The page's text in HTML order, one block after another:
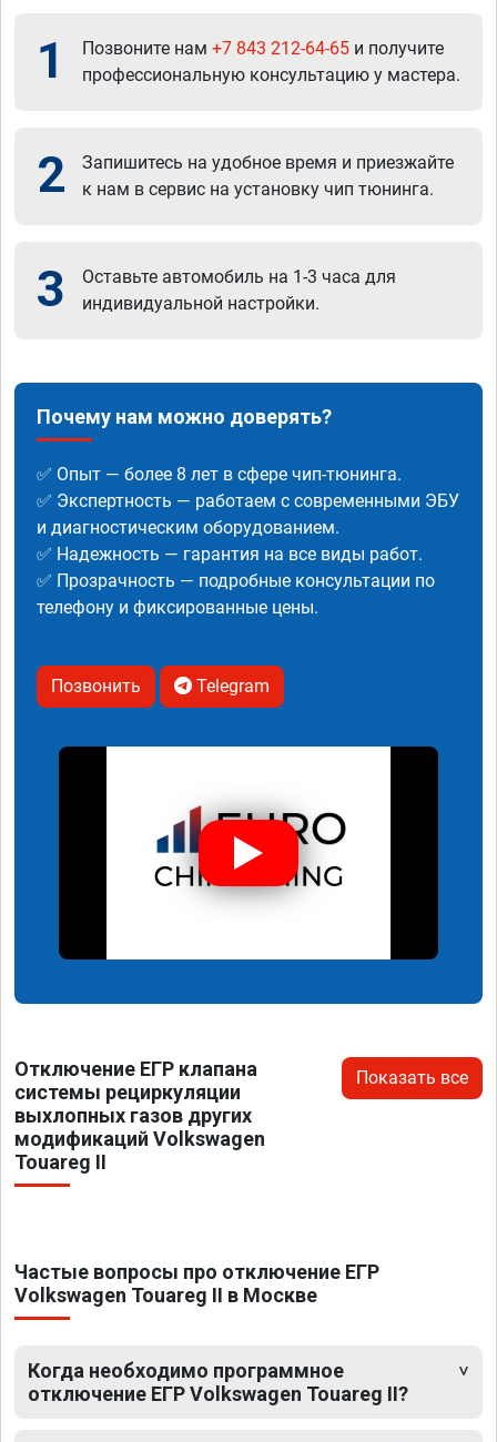
1 Позвоните нам +7 843 212-64-65 и получите
профессиональную консультацию у мастера.
2
Запишитесь на удобное время и приезжайте
к нам в сервис на установку чип тюнинга.
3
Оставьте автомобиль на 1-3 часа для
индивидуальной настройки.
Почему нам можно доверять?
✅ Опыт — более 8 лет в сфере чип-тюнинга.
✅ Экспертность — работаем с современными ЭБУ
и диагностическим оборудованием.
✅ Надежность — гарантия на все виды работ.
✅ Прозрачность — подробные консультации по
телефону и фиксированные цены.
Позвонить Telegram
Отключение ЕГР клапана
системы рециркуляции
выхлопных газов других
модификаций Volkswagen
Touareg II
Показать все
Частые вопросы про отключение ЕГР
Volkswagen Touareg II в Москве
Когда необходимо программное
отключение ЕГР Volkswagen Touareg II?